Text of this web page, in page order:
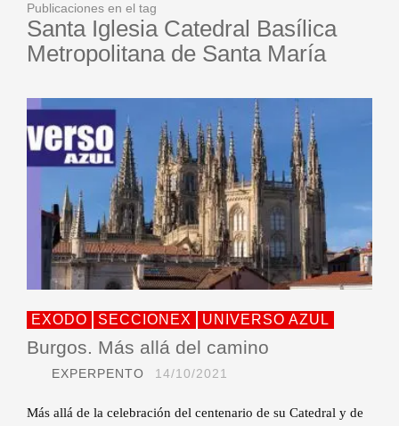
Publicaciones en el tag
Santa Iglesia Catedral Basílica
Metropolitana de Santa María
EXODO SECCIONEX UNIVERSO AZUL
Burgos. Más allá del camino
EXPERPENTO 14/10/2021
Más allá de la celebración del centenario de su Catedral y de